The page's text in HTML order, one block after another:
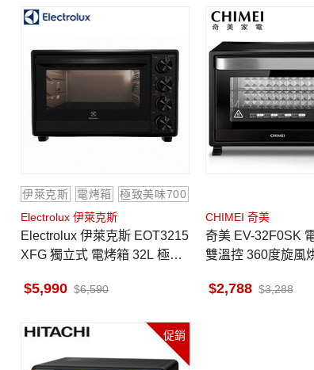
伊萊克斯 電烤箱
極致美味700
Electrolux 伊萊克斯
Electrolux 伊萊克斯 EOT3215
XFG 獨立式 電烤箱 32L 極致
5,990 6,590
CHIMEI 奇美
奇美 EV-32F0SK
雙溫控 360度旋風
2,788 3,288
促銷